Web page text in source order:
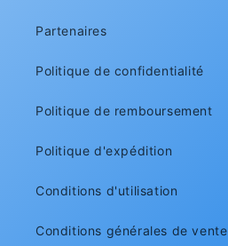
Partenaires
Politique de confidentialité
Politique de remboursement
Politique d'expédition
Conditions d'utilisation
Conditions générales de vente